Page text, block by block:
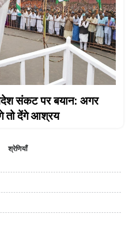
संकट पर बयान: अगर
तो देंगे आश्रय
श्रेणियाँ